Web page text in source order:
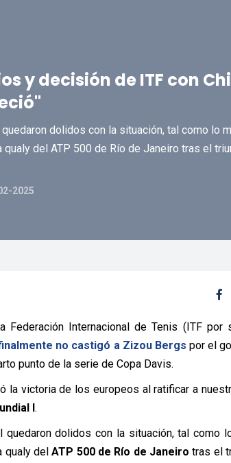
y decisión de ITF con
dolidos con la situación, tal como lo
qualy del ATP 500 de Río de Janeiro tras el
2025
Federación Internacional de Tenis (ITF
no castigó a Zizou Bergs por el
punto de la serie de Copa Davis.
la victoria de los europeos al ratificar a
I.
quedaron dolidos con la situación, tal como
qualy delATP 500 de Río de Janeiro tras el